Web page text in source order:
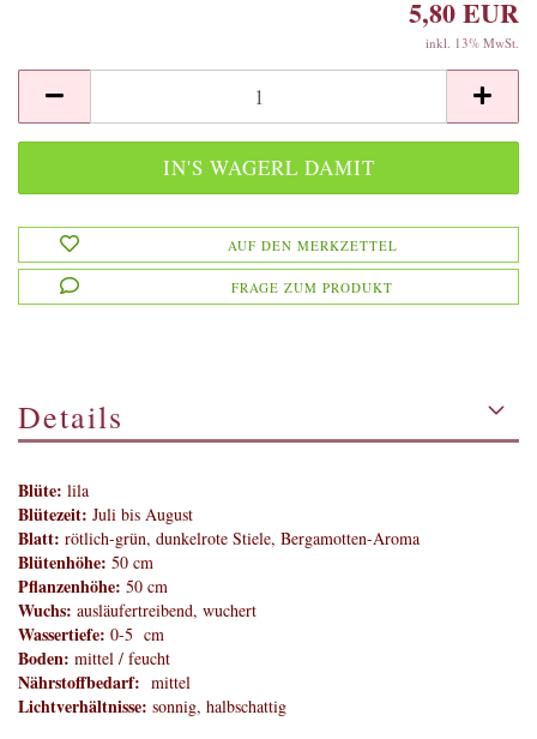
5,80 EUR
inkl. 13% MwSt.
AUF DEN MERKZETTEL
FRAGE ZUM PRODUKT
Details
Blüte: lila
Blütezeit: Juli bis August
Blatt: rötlich-grün, dunkelrote Stiele, Bergamotten-Aroma
Blütenhöhe: 50 cm
Pflanzenhöhe: 50 cm
Wuchs: ausläufertreibend, wuchert
Wassertiefe: 0-5 cm
Boden: mittel / feucht
Nährstoffbedarf: mittel
Lichtverhältnisse: sonnig, halbschattig